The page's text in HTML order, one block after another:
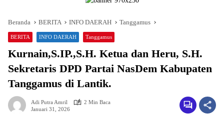
Beranda BERITA INFO DAERAH Tanggamus
BERITA INFO DAERAH Tanggamus
Kurnain,S.IP.,S.H. Ketua dan Heru, S.H.
Sekretaris DPD Partai NasDem Kabupaten
Tanggamus di Lantik.
Adi Putra Amril
2 Min Baca
Januari 31, 2026